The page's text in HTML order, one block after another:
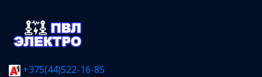
+375(44)522-16-85